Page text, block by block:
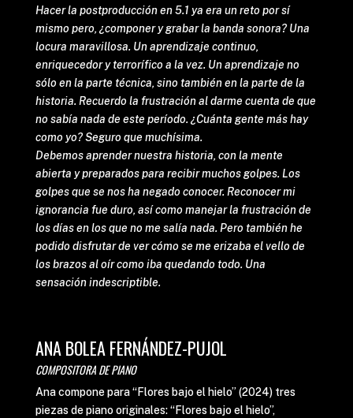
Hacer la postproducción en 5.1 ya era un reto por sí
mismo pero, ¿componer y grabar la banda sonora? Una
locura maravillosa. Un aprendizaje continuo,
enriquecedor y terrorífico a la vez. Un aprendizaje no
sólo en la parte técnica, sino también en la parte de la
historia. Recuerdo la frustración al darme cuenta de que
no sabía nada de este período. ¿Cuánta gente más hay
como yo? Seguro que muchísima.
Debemos aprender nuestra historia, con la mente
abierta y preparados para recibir muchos golpes. Los
golpes que se nos ha negado conocer. Reconocer mi
ignorancia fue duro, así como manejar la frustración de
los días en los que no me salía nada. Pero también he
podido disfrutar de ver cómo se me erizaba el vello de
los brazos al oír como iba quedando todo. Una
sensación indescriptible.
ANA BOLEA FERNÁNDEZ-PUJOL
COMPOSITORA DE PIANO
Ana compone para “Flores bajo el hielo” (2024) tres
piezas de piano originales: “Flores bajo el hielo”,